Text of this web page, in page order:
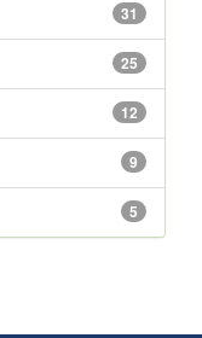
31
25
12
9
5